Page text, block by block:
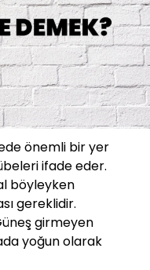
önemli bir yer
ifade eder.
böyleyken
gereklidir.
girmeyen
yoğun olarak